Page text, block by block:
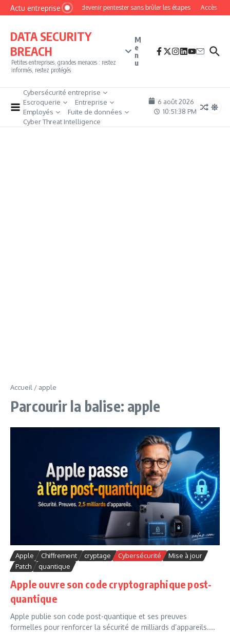
Aller au contenu
Actu entrepriseComment devenir pentester sans brûler les étapes Accès
DATA SECURITY
BREACH
Petites entreprises, grandes menaces : restez
informés, restez protégés
M
e
n
u
Cybersécurité entreprise
Escroquerie
Entreprise
Employés
Fuite de données
Cyber Threat Intelligence
6 août 2026
10:51:39 PM
Accueil / apple
Parcourir la balise: apple
Apple Chiffrement cryptage Cybersécurité
Mise à jour
Patch
quantique
Apple ouvre son code cryptographique post-
quantique
Apple publie son code post-quantique et ses preuves
formelles pour renforcer la sécurité de milliards d’appareils....